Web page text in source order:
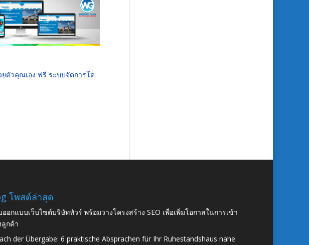
ตัวคุณเอง ฟรี ระบบจัดการโด
โพสต์ล่าสุด
ออกแบบเว็บไซต์บริษัททัวร์ พร้อมวางโครงสร้าง SEO เพื่อเพิ่มโอกาสในการเข้า
ลูกค้า
der Übergabe: 6 praktische Absprachen für Ihr Ruhestandshaus nahe